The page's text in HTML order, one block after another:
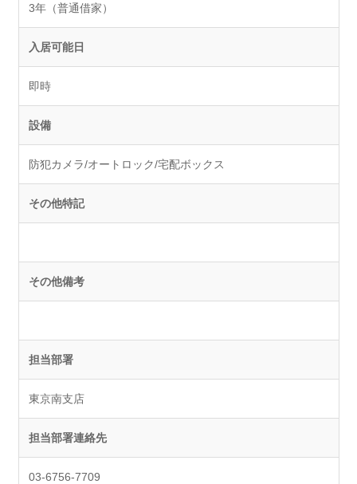
3年（普通借家）
入居可能日
即時
設備
防犯カメラ/オートロック/宅配ボックス
その他特記
その他備考
担当部署
東京南支店
担当部署連絡先
03-6756-7709